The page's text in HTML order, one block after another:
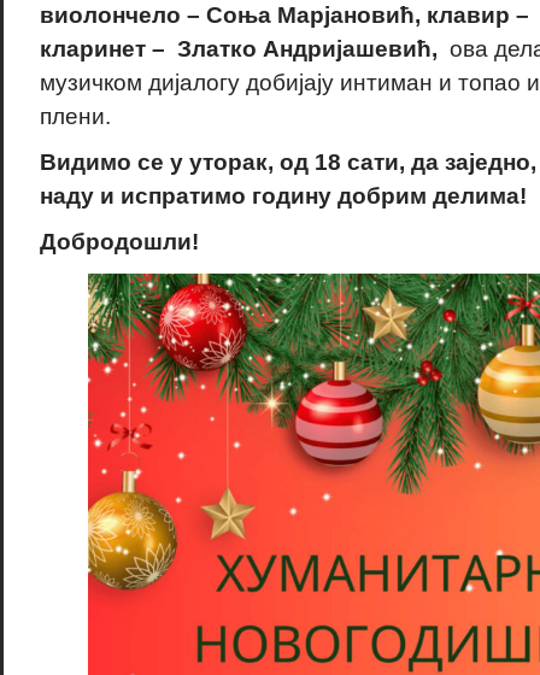
виолончело – Соња Марјановић, клавир
кларинет – Златко Андријашевић, ова
музичком дијалогу добијају интиман и топао
плени.
Видимо се у уторак, од 18 сати, да
наду и испратимо годину добрим делима!
Добродошли!